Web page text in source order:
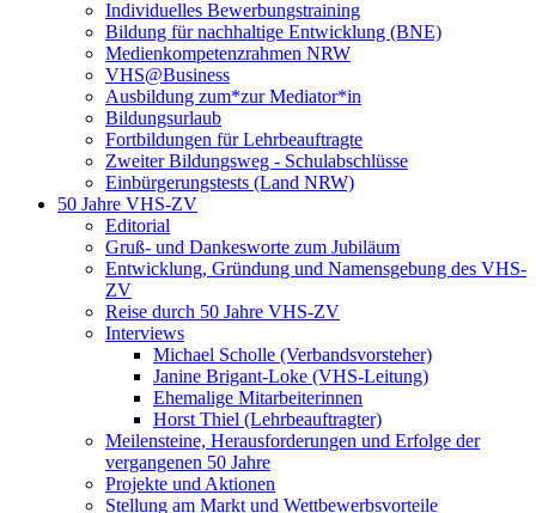
Individuelles Bewerbungstraining
Bildung für nachhaltige Entwicklung (BNE)
Medienkompetenzrahmen NRW
VHS@Business
Ausbildung zum*zur Mediator*in
Bildungsurlaub
Fortbildungen für Lehrbeauftragte
Zweiter Bildungsweg - Schulabschlüsse
Einbürgerungstests (Land NRW)
50 Jahre VHS-ZV
Editorial
Gruß- und Dankesworte zum Jubiläum
Entwicklung, Gründung und Namensgebung des VHS-
ZV
Reise durch 50 Jahre VHS-ZV
Interviews
Michael Scholle (Verbandsvorsteher)
Janine Brigant-Loke (VHS-Leitung)
Ehemalige Mitarbeiterinnen
Horst Thiel (Lehrbeauftragter)
Meilensteine, Herausforderungen und Erfolge der
vergangenen 50 Jahre
Projekte und Aktionen
Stellung am Markt und Wettbewerbsvorteile